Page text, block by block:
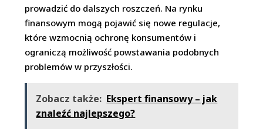
prowadzić do dalszych roszczeń. Na rynku
finansowym mogą pojawić się nowe regulacje,
które wzmocnią ochronę konsumentów i
ograniczą możliwość powstawania podobnych
problemów w przyszłości.
Zobacz także: Ekspert finansowy – jak
znaleźć najlepszego?